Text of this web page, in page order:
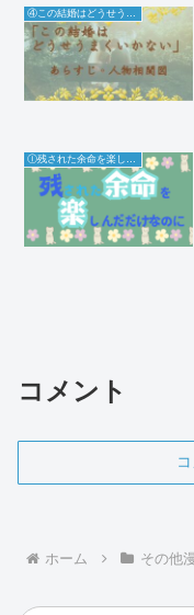
コメント
ホーム その他